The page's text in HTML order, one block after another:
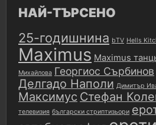
НАЙ-ТЪРСЕНО
25-годишнина bTV Hells
Maximus Maximus
Михайлова Георгиос Сърбинов
Делгадо Наполи Димитър
Максимус Стефан
телевизия български стриптизьори